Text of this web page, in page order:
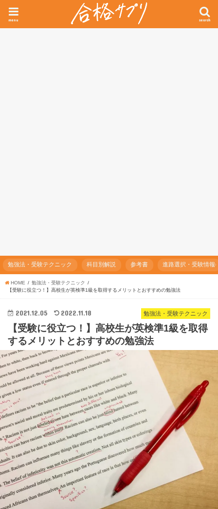
search
menu
勉強法・受験テクニック 科目別解説 参考書 進路選択・受験情報
HOME
勉強法・受験テクニック
【受験に役立つ！】高校生が英検準1級を取得するメリットとおすすめの勉強法
勉強法・受験テクニック
2021.12.05 2022.11.18
【受験に役立つ！】高校生が英検準1級を取得
するメリットとおすすめの勉強法